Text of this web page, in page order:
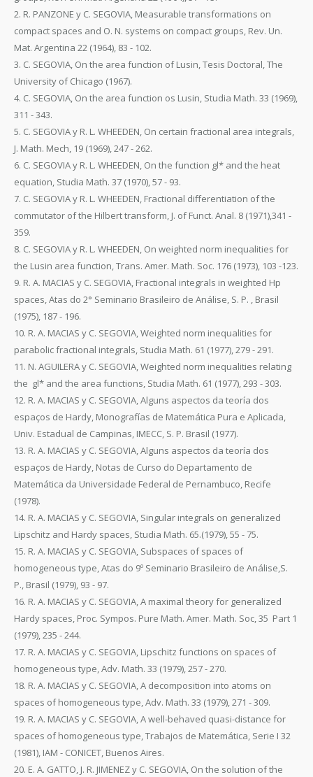
2. R. PANZONE y C. SEGOVIA, Measurable transformations on
compact spaces and O. N. systems on compact groups, Rev. Un.
Mat. Argentina 22 (1964), 83 - 102.
3. C. SEGOVIA, On the area function of Lusin, Tesis Doctoral, The
University of Chicago (1967).
4. C. SEGOVIA, On the area function os Lusin, Studia Math. 33 (1969),
311 - 343.
5. C. SEGOVIA y R. L. WHEEDEN, On certain fractional area integrals,
J. Math. Mech, 19 (1969), 247 - 262.
6. C. SEGOVIA y R. L. WHEEDEN, On the function gl* and the heat
equation, Studia Math. 37 (1970), 57 - 93.
7. C. SEGOVIA y R. L. WHEEDEN, Fractional differentiation of the
commutator of the Hilbert transform, J. of Funct. Anal. 8 (1971),341 -
359.
8. C. SEGOVIA y R. L. WHEEDEN, On weighted norm inequalities for
the Lusin area function, Trans. Amer. Math. Soc. 176 (1973), 103 -123.
9. R. A. MACIAS y C. SEGOVIA, Fractional integrals in weighted Hp
spaces, Atas do 2° Seminario Brasileiro de Análise, S. P. , Brasil
(1975), 187 - 196.
10. R. A. MACIAS y C. SEGOVIA, Weighted norm inequalities for
parabolic fractional integrals, Studia Math. 61 (1977), 279 - 291.
11. N. AGUILERA y C. SEGOVIA, Weighted norm inequalities relating
the gl* and the area functions, Studia Math. 61 (1977), 293 - 303.
12. R. A. MACIAS y C. SEGOVIA, Alguns aspectos da teoría dos
espaços de Hardy, Monografías de Matemática Pura e Aplicada,
Univ. Estadual de Campinas, IMECC, S. P. Brasil (1977).
13. R. A. MACIAS y C. SEGOVIA, Alguns aspectos da teoría dos
espaços de Hardy, Notas de Curso do Departamento de
Matemática da Universidade Federal de Pernambuco, Recife
(1978).
14. R. A. MACIAS y C. SEGOVIA, Singular integrals on generalized
Lipschitz and Hardy spaces, Studia Math. 65.(1979), 55 - 75.
15. R. A. MACIAS y C. SEGOVIA, Subspaces of spaces of
homogeneous type, Atas do 9º Seminario Brasileiro de Análise,S.
P., Brasil (1979), 93 - 97.
16. R. A. MACIAS y C. SEGOVIA, A maximal theory for generalized
Hardy spaces, Proc. Sympos. Pure Math. Amer. Math. Soc, 35 Part 1
(1979), 235 - 244.
17. R. A. MACIAS y C. SEGOVIA, Lipschitz functions on spaces of
homogeneous type, Adv. Math. 33 (1979), 257 - 270.
18. R. A. MACIAS y C. SEGOVIA, A decomposition into atoms on
spaces of homogeneous type, Adv. Math. 33 (1979), 271 - 309.
19. R. A. MACIAS y C. SEGOVIA, A well-behaved quasi-distance for
spaces of homogeneous type, Trabajos de Matemática, Serie I 32
(1981), IAM - CONICET, Buenos Aires.
20. E. A. GATTO, J. R. JIMENEZ y C. SEGOVIA, On the solution of the